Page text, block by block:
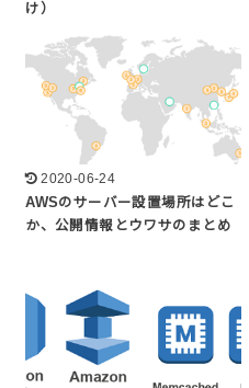
け）
2020-06-24
AWSのサーバー設置場所はどこ
か、公開情報とウワサのまとめ